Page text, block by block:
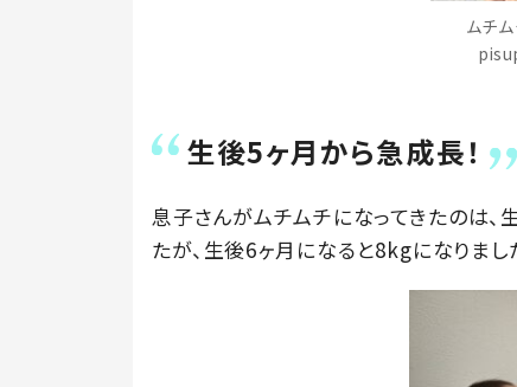
ムチ
生後5ヶ月から急成長！
息子さんがムチムチになってきたのは、
たが、生後6ヶ月になると8kgになりまし